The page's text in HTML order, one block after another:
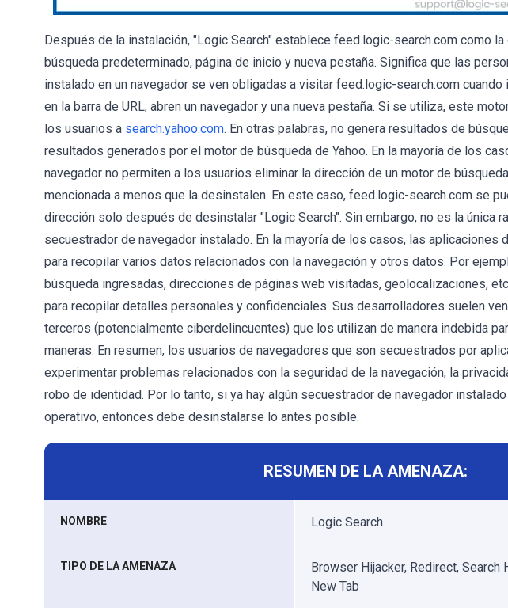
Después de la instalación, "Logic Search" establece feed.logic-search.com como
búsqueda predeterminado, página de inicio y nueva pestaña. Significa que las
instalado en un navegador se ven obligadas a visitar feed.logic-search.com
en la barra de URL, abren un navegador y una nueva pestaña. Si se utiliza, este
los usuarios a search.yahoo.com. En otras palabras, no genera resultados de
resultados generados por el motor de búsqueda de Yahoo. En la mayoría de los
navegador no permiten a los usuarios eliminar la dirección de un motor de
mencionada a menos que la desinstalen. En este caso, feed.logic-search.com se
dirección solo después de desinstalar "Logic Search". Sin embargo, no es la única
secuestrador de navegador instalado. En la mayoría de los casos, las aplicaciones
para recopilar varios datos relacionados con la navegación y otros datos. Por
búsqueda ingresadas, direcciones de páginas web visitadas, geolocalizaciones,
para recopilar detalles personales y confidenciales. Sus desarrolladores suelen
terceros (potencialmente ciberdelincuentes) que los utilizan de manera indebida
maneras. En resumen, los usuarios de navegadores que son secuestrados por
experimentar problemas relacionados con la seguridad de la navegación, la
robo de identidad. Por lo tanto, si ya hay algún secuestrador de navegador
operativo, entonces debe desinstalarse lo antes posible.
RESUMEN DE LA AMENAZA:
NOMBRE Logic Search
TIPO DE LA AMENAZA
Browser Hijacker, Redirect, Search
New Tab